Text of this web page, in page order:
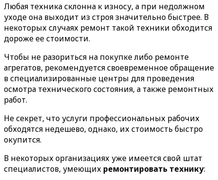
Любая техника склонна к износу, а при недолжном
уходе она выходит из строя значительно быстрее. В
некоторых случаях ремонт такой техники обходится
дороже ее стоимости.
Чтобы не разориться на покупке либо ремонте
агрегатов, рекомендуется своевременное обращение
в специализированные центры для проведения
осмотра технического состояния, а также ремонтных
работ.
Не секрет, что услуги профессиональных рабочих
обходятся недешево, однако, их стоимость быстро
окупится.
В некоторых организациях уже имеется свой штат
специалистов, умеющих ремонтировать технику: